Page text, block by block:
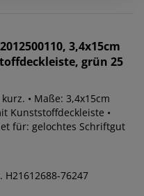
3,4x15cm
grün 25
• Maße: 3,4x15cm
Kunststoffdeckleiste •
für: gelochtes Schriftgut
H21612688-76247